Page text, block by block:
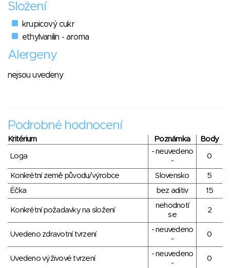
Složení
krupicový cukr
ethylvanilin - aroma
Alergeny
nejsou uvedeny
Podrobné hodnocení
Kritérium Poznámka Body
Loga
- neuvedeno
-
0
Konkrétní země původu/výrobce Slovensko
5
Éčka
bez aditiv 15
Konkrétní požadavky na složení
nehodnotí
se
2
Uvedeno zdravotní tvrzení
- neuvedeno
-
0
Uvedeno výživové tvrzení
- neuvedeno
-
0